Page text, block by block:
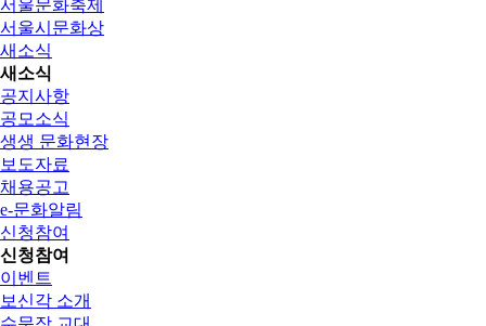
서울문화축제
서울시문화상
새소식
새소식
공지사항
공모소식
생생 문화현장
보도자료
채용공고
e-문화알림
신청참여
신청참여
이벤트
보신각 소개